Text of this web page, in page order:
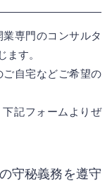
専門のコンサルタ
ます。
ご自宅などご希望の
記フォームよりぜ
守秘義務を遵守